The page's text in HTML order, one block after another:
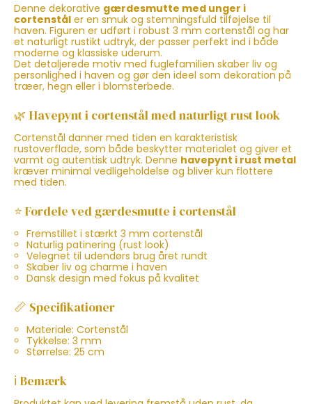
Denne dekorative gærdesmutte med unger i
cortenstål er en smuk og stemningsfuld tilføjelse til
haven. Figuren er udført i robust 3 mm cortenstål og har
et naturligt rustikt udtryk, der passer perfekt ind i både
moderne og klassiske uderum.
Det detaljerede motiv med fuglefamilien skaber liv og
personlighed i haven og gør den ideel som dekoration på
træer, hegn eller i blomsterbede.
🌿 Havepynt i cortenstål med naturligt rust look
Cortenstål danner med tiden en karakteristisk
rustoverflade, som både beskytter materialet og giver et
varmt og autentisk udtryk. Denne havepynt i rust metal
kræver minimal vedligeholdelse og bliver kun flottere
med tiden.
⭐ Fordele ved gærdesmutte i cortenstål
Fremstillet i stærkt 3 mm cortenstål
Naturlig patinering (rust look)
Velegnet til udendørs brug året rundt
Skaber liv og charme i haven
Dansk design med fokus på kvalitet
📏 Specifikationer
Materiale: Cortenstål
Tykkelse: 3 mm
Størrelse: 25 cm
ℹ️ Bemærk